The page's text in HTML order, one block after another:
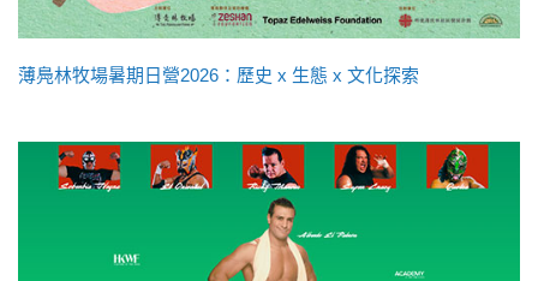
薄鳧林牧場暑期日營2026：歷史 x 生態 x 文化探索